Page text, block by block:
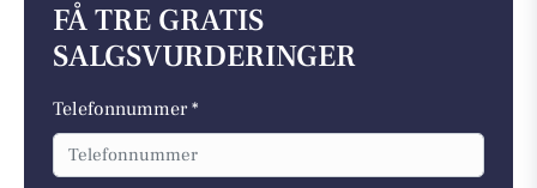
FÅ TRE GRATIS
SALGSVURDERINGER
Telefonnummer *